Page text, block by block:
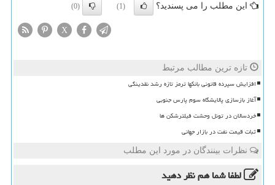
این مطلب را می پسندید؟ (1)
(0)
X
تازه ترین مطالب مرتبط
افزایش سپرده قانونی بانکها ترمز تازه رشد نقدینگی
آغاز بازسازی پالایشگاه سوم پارس جنوبی
خردسالان در تونل وحشت فیلترشکن ها
ثبات قیمت نفت در بازار جهانی
نظرات بینندگان در مورد این مطلب
لطفا شما همنظر دهید